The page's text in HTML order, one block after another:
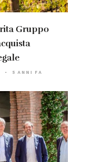
Gruppo
5 ANNI FA